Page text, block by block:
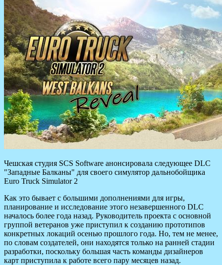
Чешская студия SCS Software анонсировала следующее DLC
"Западные Балканы" для своего симулятор дальнобойщика
Euro Truck Simulator 2
Как это бывает с большими дополнениями для игры,
планирование и исследование этого незавершенного DLC
началось более года назад. Руководитель проекта с основной
группой ветеранов уже приступил к созданию прототипов
конкретных локаций осенью прошлого года. Но, тем не менее,
по словам создателей, они находятся только на ранней стадии
разработки, поскольку большая часть команды дизайнеров
карт приступила к работе всего пару месяцев назад.